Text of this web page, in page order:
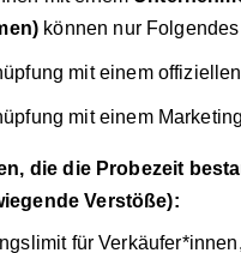
können nur
mit einem
mit einem
die die Probezeit
Verstöße):
für